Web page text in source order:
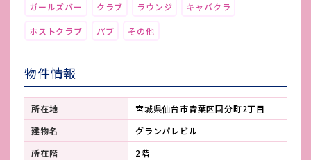
ガールズバー クラブ ラウンジ キャバクラ
ホストクラブ パブ その他
物件情報
所在地
宮城県仙台市青葉区国分町2丁目
建物名
グランパレビル
所在階
2階